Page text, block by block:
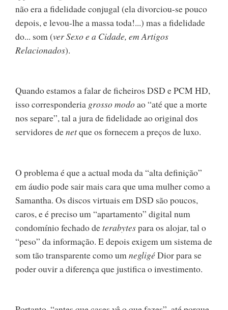
não era a fidelidade conjugal (ela divorciou-se pouco
depois, e levou-lhe a massa toda!...) mas a fidelidade
do... som (ver Sexo e a Cidade, em Artigos
Relacionados).
Quando estamos a falar de ficheiros DSD e PCM HD,
isso corresponderia grosso modoao “até que a morte
nos separe”, tal a jura de fidelidade ao original dos
servidores denetque os fornecem a preços de luxo.
O problema é que a actual moda da “alta definição”
em áudio pode sair mais cara que uma mulher como a
Samantha. Os discos virtuais em DSD são poucos,
caros, e é preciso um “apartamento” digital num
condomínio fechado deterabytespara os alojar, tal o
“peso” da informação. E depois exigem um sistema de
som tão transparente como um negligéDior para se
poder ouvir a diferença que justifica o investimento.